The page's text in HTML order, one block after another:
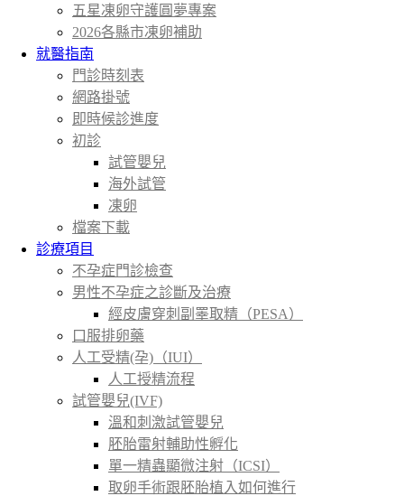
五星凍卵守護圓夢專案
2026各縣市凍卵補助
就醫指南
門診時刻表
網路掛號
即時候診進度
初診
試管嬰兒
海外試管
凍卵
檔案下載
診療項目
不孕症門診檢查
男性不孕症之診斷及治療
經皮膚穿刺副睪取精（PESA）
口服排卵藥
人工受精(孕)（IUI）
人工授精流程
試管嬰兒(IVF)
溫和刺激試管嬰兒
胚胎雷射輔助性孵化
單一精蟲顯微注射（ICSI）
取卵手術跟胚胎植入如何進行